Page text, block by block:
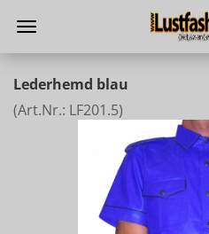
Lederhemd blau
(Art.Nr.: LF201.5)